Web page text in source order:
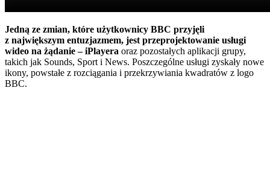
Jedną ze zmian, które użytkownicy BBC przyjęli
z największym entuzjazmem, jest przeprojektowanie usługi
wideo na żądanie – iPlayera oraz pozostałych aplikacji grupy,
takich jak Sounds, Sport i News. Poszczególne usługi zyskały nowe
ikony, powstałe z rozciągania i przekrzywiania kwadratów z logo
BBC.